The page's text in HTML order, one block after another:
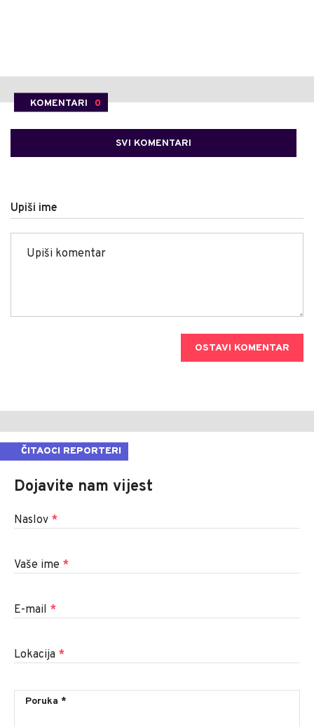
KOMENTARI 0
SVI KOMENTARI
Upiši ime
OSTAVI KOMENTAR
ČITAOCI REPORTERI
Dojavite nam vijest
Naslov *
Vaše ime *
E-mail *
Lokacija *